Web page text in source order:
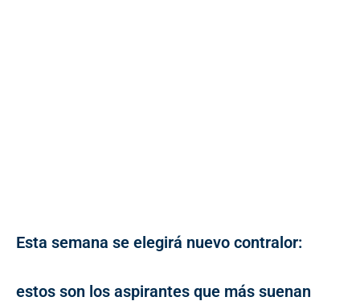
Esta semana se elegirá nuevo contralor:
estos son los aspirantes que más suenan